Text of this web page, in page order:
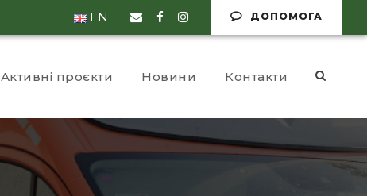
ДОПОМОГА
EN
Активні проєкти Новини Контакти